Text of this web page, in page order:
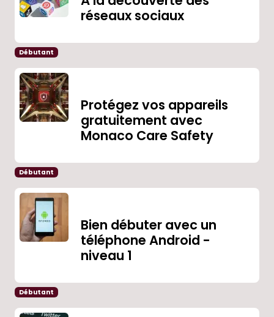
réseaux sociaux
Débutant
Protégez vos appareils
gratuitement avec
Monaco Care Safety
Débutant
Bien débuter avec un
téléphone Android -
niveau 1
Débutant